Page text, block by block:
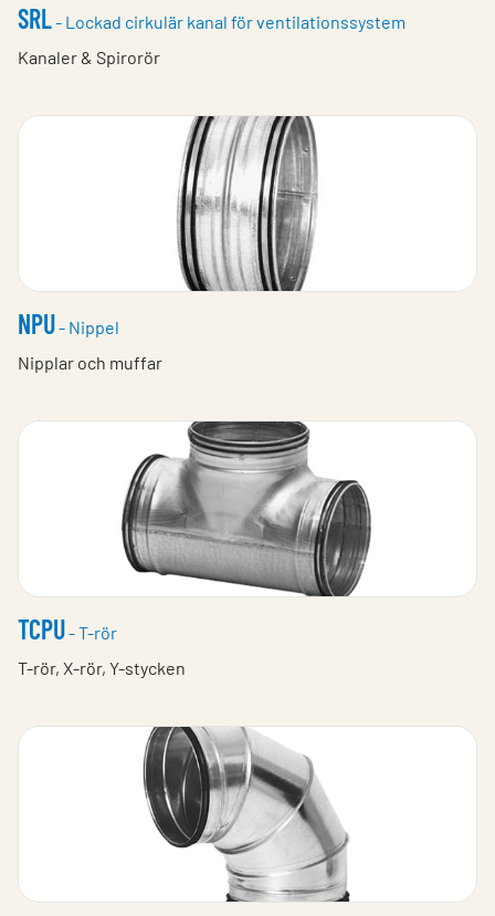
SRL- Lockad cirkulär kanal för ventilationssystem
Kanaler & Spirorör
NPU- Nippel
Nipplar och muffar
TCPU- T-rör
T-rör, X-rör, Y-stycken